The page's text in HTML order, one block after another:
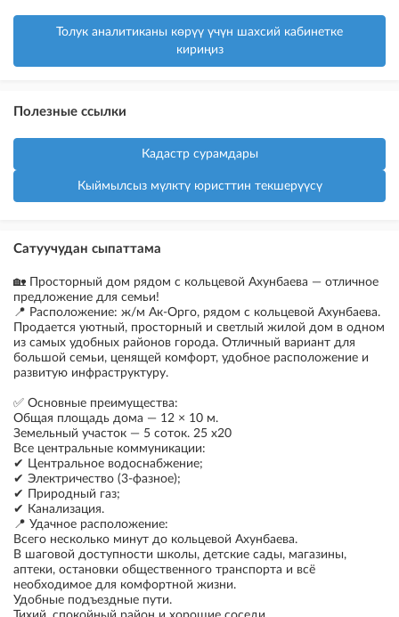
Толук аналитиканы көрүү үчүн шахсий кабинетке
кириңиз
Полезные ссылки
Кадастр сурамдары
Кыймылсыз мүлктү юристтин текшерүүсү
Сатуучудан сыпаттама
🏡 Просторный дом рядом с кольцевой Ахунбаева — отличное
предложение для семьи!
📍 Расположение: ж/м Ак-Орго, рядом с кольцевой Ахунбаева.
Продается уютный, просторный и светлый жилой дом в одном
из самых удобных районов города. Отличный вариант для
большой семьи, ценящей комфорт, удобное расположение и
развитую инфраструктуру.
✅ Основные преимущества:
Общая площадь дома — 12 × 10 м.
Земельный участок — 5 соток. 25 х20
Все центральные коммуникации:
✔ Центральное водоснабжение;
✔ Электричество (3-фазное);
✔ Природный газ;
✔ Канализация.
📍 Удачное расположение:
Всего несколько минут до кольцевой Ахунбаева.
В шаговой доступности школы, детские сады, магазины,
аптеки, остановки общественного транспорта и всё
необходимое для комфортной жизни.
Удобные подъездные пути.